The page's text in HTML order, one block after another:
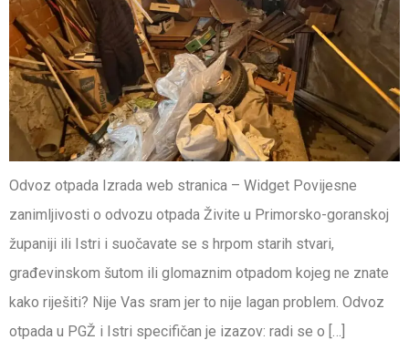
Odvoz otpada Izrada web stranica – Widget Povijesne
zanimljivosti o odvozu otpada Živite u Primorsko-goranskoj
županiji ili Istri i suočavate se s hrpom starih stvari,
građevinskom šutom ili glomaznim otpadom kojeg ne znate
kako riješiti? Nije Vas sram jer to nije lagan problem. Odvoz
otpada u PGŽ i Istri specifičan je izazov: radi se o […]